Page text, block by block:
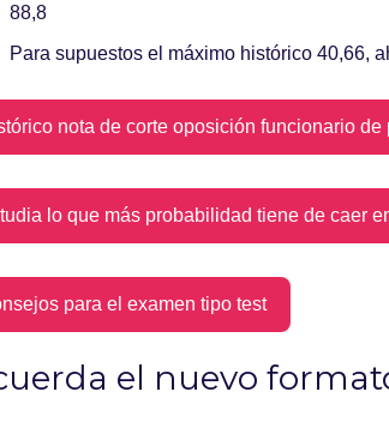
88,8
Para supuestos el máximo histórico 40,66,
nota de corte oposición funcionario de
lo que más probabilidad tiene de caer
para el examen tipo test
el nuevo